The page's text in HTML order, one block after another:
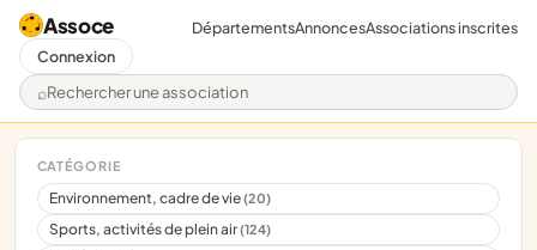
Assoce
Rechercher une association
DépartementsAnnoncesAssociations inscrites
Connexion
CATÉGORIE
Environnement, cadre de vie(20)
Sports, activités de plein air(124)